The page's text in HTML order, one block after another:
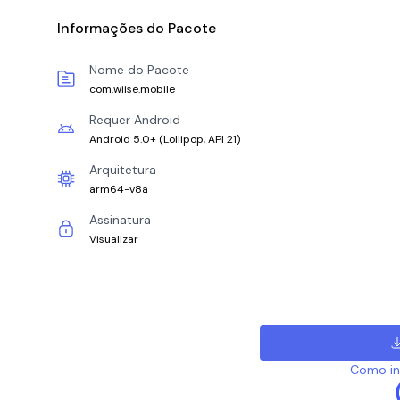
Informações do Pacote
Nome do Pacote
com.wiise.mobile
Requer Android
Android 5.0+ (Lollipop, API 21)
Arquitetura
arm64-v8a
Assinatura
Visualizar
Como